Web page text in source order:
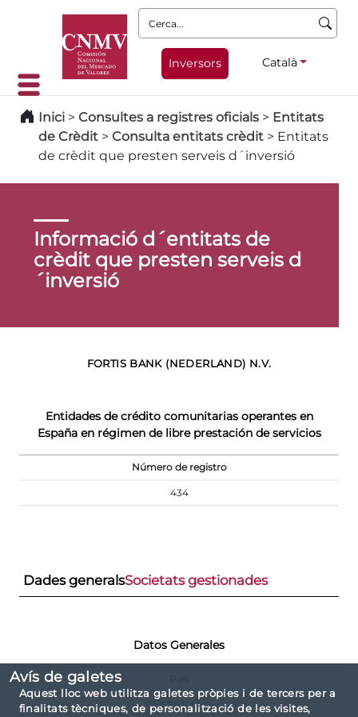
Avís de galetes
Aquest lloc web utilitza galetes pròpies i de tercers per a
finalitats tècniques, de personalització de les visites,
Cerca:
Inversors Català
Inici > Consultes a registres oficials > Entitats
de Crèdit > Consulta entitats crèdit > Entitats
de crèdit que presten serveis d´inversió
Informació d´entitats de
crèdit que presten serveis d
´inversió
FORTIS BANK (NEDERLAND) N.V.
Entidades de crédito comunitarias operantes en
España en régimen de libre prestación de servicios
Número de registro
434
Dades generalsSocietats gestionades
Datos Generales
PAISES BAJOS